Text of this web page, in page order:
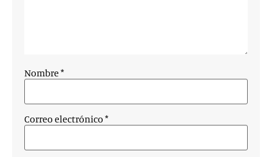
Nombre *
Correo electrónico *